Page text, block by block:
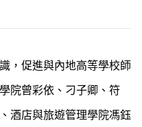
，促進與內地高等學校師
院曾彩依、刁子卿、符
酒店與旅遊管理學院馮鈺